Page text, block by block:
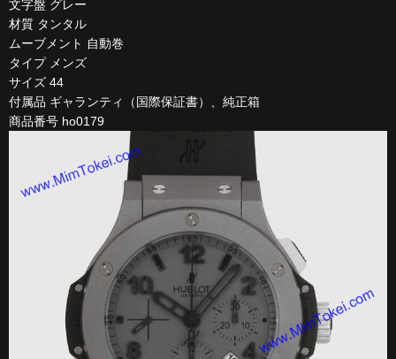
文字盤 グレー
材質 タンタル
ムーブメント 自動巻
タイプ メンズ
サイズ 44
付属品 ギャランティ（国際保証書）、純正箱
商品番号 ho0179